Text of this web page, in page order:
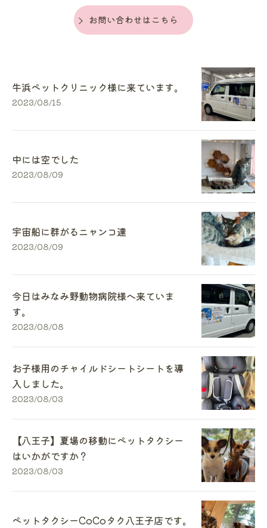
お問い合わせはこちら
牛浜ペットクリニック様に来ています。
2023/08/15
中には空でした
2023/08/09
宇宙船に群がるニャンコ達
2023/08/09
今日はみなみ野動物病院様へ来ていま
す。
2023/08/08
お子様用のチャイルドシートシートを導
入しました。
2023/08/03
【八王子】夏場の移動にペットタクシー
はいかがですか？
2023/08/03
ペットタクシーCoCoタク八王子店です。